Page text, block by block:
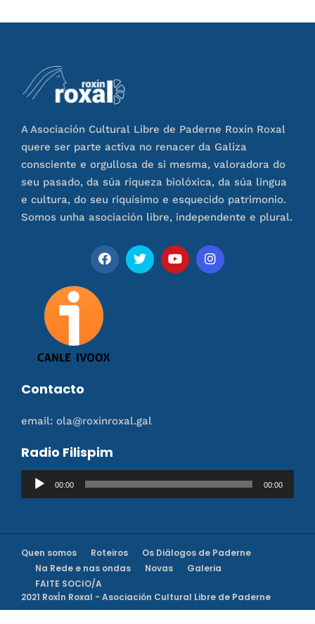
A Asociación Cultural Libre de Paderne Roxín Roxal
quere ser parte activa no renacer da Galiza
consciente e orgullosa de si mesma, valoradora do
seu pasado, da súa riqueza biolóxica, da súa lingua
e cultura, do seu riquísimo e esquecido patrimonio.
Somos unha asociación libre, independente e plural.
Contacto
email: ola@roxinroxal.gal
Radio Filispim
Reproductor
de
00:00 00:00
Quen somos Roteiros
Os Diálogos de Paderne
Na Rede e nas ondas
Novas
Galeria
FAITE SOCIO/A
2021 RoxÍn Roxal - Asociación Cultural Libre de Paderne